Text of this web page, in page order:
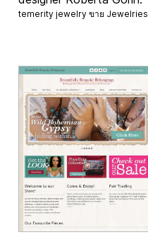
temerity jewelry ขาย Jewelries